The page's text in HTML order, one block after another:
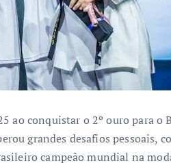
ao conquistar o 2º ouro para o
grandes desafios pessoais,
campeão mundial na